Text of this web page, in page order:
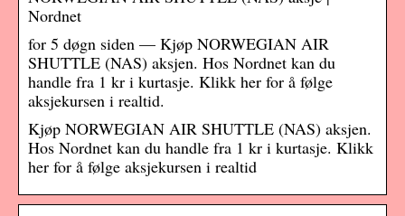
Nordnet
for 5 døgn siden — Kjøp NORWEGIAN AIR
SHUTTLE (NAS) aksjen. Hos Nordnet kan du
handle fra 1 kr i kurtasje. Klikk her for å følge
aksjekursen i realtid.
Kjøp NORWEGIAN AIR SHUTTLE (NAS) aksjen.
Hos Nordnet kan du handle fra 1 kr i kurtasje. Klikk
her for å følge aksjekursen i realtid